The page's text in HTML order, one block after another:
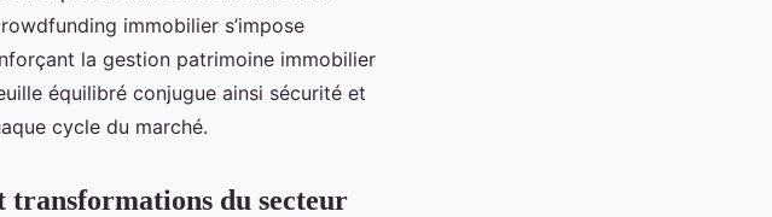
immobilier s’impose
la gestion patrimoine immobilier
équilibré conjugue ainsi sécurité et
cycle du marché.
transformations du secteur